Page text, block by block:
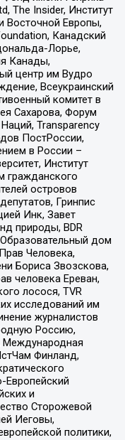
The Insider, Институт
Восточной Европы,
Канадский
Лорье,
Канады,
центр им Вудро
Всеукраинский
комитет в
Сахарова, Форум
Transparеncy
ПостРоссии,
в России –
Институт
гражданского
островов
Гринпис
Инк, Завет
природы, BDR
дом
Человека,
Бориса Звозскова,
человека Ереван,
лосося, TVR
исследований им
журналистов
Россию,
Международная
Финланд,
Европейский
и
Сторожевой
Иеговы,
политики,